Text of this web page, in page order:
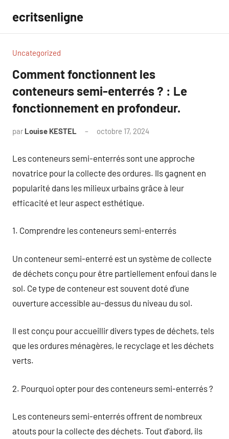
contenu
ecritsenligne
Uncategorized
Comment fonctionnent les
conteneurs semi-enterrés ? : Le
fonctionnement en profondeur.
par Louise KESTEL octobre 17, 2024
Les conteneurs semi-enterrés sont une approche
novatrice pour la collecte des ordures. Ils gagnent en
popularité dans les milieux urbains grâce à leur
efficacité et leur aspect esthétique.
1. Comprendre les conteneurs semi-enterrés
Un conteneur semi-enterré est un système de collecte
de déchets conçu pour être partiellement enfoui dans le
sol. Ce type de conteneur est souvent doté d’une
ouverture accessible au-dessus du niveau du sol.
Il est conçu pour accueillir divers types de déchets, tels
que les ordures ménagères, le recyclage et les déchets
verts.
2. Pourquoi opter pour des conteneurs semi-enterrés ?
Les conteneurs semi-enterrés offrent de nombreux
atouts pour la collecte des déchets. Tout d’abord, ils